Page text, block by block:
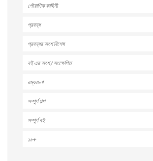
পৌরাণিক কাহিনী
প্রবন্ধ
প্রবন্ধর অংশ বিশেষ
বই এর অংশ / সংক্ষেপিত
রম্যরচনা
সম্পুর্ণ গল্প
সম্পুর্ণ বই
১৮+